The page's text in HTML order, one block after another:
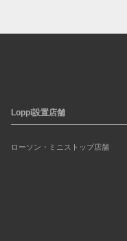
Loppi設置店舗
ローソン・ミニストップ店舗